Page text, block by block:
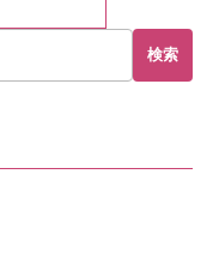
検索